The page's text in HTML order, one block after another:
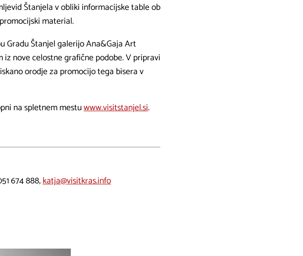
Štanjela v obliki informacijske table ob
material.
Gradu Štanjel galerijo Ana&Gaja Art
nove celostne grafične podobe. V pripravi
orodje za promocijo tega bisera v
na spletnem mestuwww.visitstanjel.si.
674 888,katja@visitkras.info